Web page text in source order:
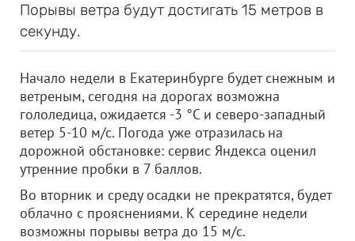
Порывы ветра будут достигать 15 метров в
секунду.
Начало недели в Екатеринбурге будет снежным и
ветреным, сегодня на дорогах возможна
гололедица, ожидается -3 °C и северо-западный
ветер 5-10 м/c. Погода уже отразилась на
дорожной обстановке: сервис Яндекса оценил
утренние пробки в 7 баллов.
Во вторник и среду осадки не прекратятся, будет
облачно с прояснениями. К середине недели
возможны порывы ветра до 15 м/c.